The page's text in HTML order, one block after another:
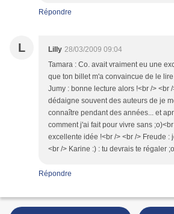
Répondre
L Lilly 28/03/2009 09:04
Tamara : Co. avait vraiment eu une
que ton billet m'a convaincue de le
Jumy : bonne lecture alors !<br /> <br
dédaigne souvent des auteurs de je
connaître pendant des années... et
comment j'ai fait pour vivre sans
excellente idée !<br /> <br /> Freude :
<br /> Karine :) : tu devrais te régaler
Répondre